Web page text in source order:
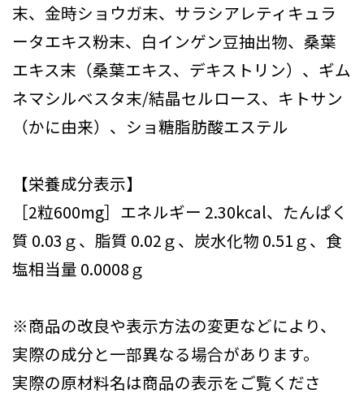
末、金時ショウガ末、サラシアレティキュラ
ータエキス粉末、白インゲン豆抽出物、桑葉
エキス末（桑葉エキス、デキストリン）、ギム
ネマシルベスタ末/結晶セルロース、キトサン
（かに由来）、ショ糖脂肪酸エステル
【栄養成分表示】
［2粒600mg］エネルギー 2.30kcal、たんぱく
質 0.03ｇ、脂質 0.02ｇ、炭水化物 0.51ｇ、食
塩相当量 0.0008ｇ
※商品の改良や表示方法の変更などにより、
実際の成分と一部異なる場合があります。
実際の原材料名は商品の表示をご覧くださ